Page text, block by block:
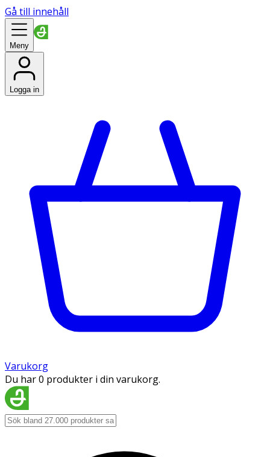
Gå till innehåll
Meny
Logga in
Varukorg
Du har 0 produkter i din varukorg.